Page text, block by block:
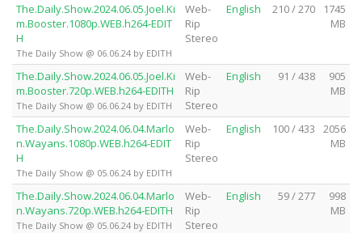
The.Daily.Show.2024.06.05.Joel.Ki
m.Booster.1080p.WEB.h264-EDIT
H
The Daily Show @ 06.06.24 by EDITH
Web-
Rip
Stereo
English 210 / 270
1745
MB
The.Daily.Show.2024.06.05.Joel.Ki
m.Booster.720p.WEB.h264-EDITH
The Daily Show @ 06.06.24 by EDITH
Web-
Rip
Stereo
English 91 / 438
905
MB
The.Daily.Show.2024.06.04.Marlo
n.Wayans.1080p.WEB.h264-EDIT
H
The Daily Show @ 05.06.24 by EDITH
Web-
Rip
Stereo
English 100 / 433
2056
MB
The.Daily.Show.2024.06.04.Marlo
n.Wayans.720p.WEB.h264-EDITH
The Daily Show @ 05.06.24 by EDITH
Web-
Rip
Stereo
English 59 / 277
998
MB